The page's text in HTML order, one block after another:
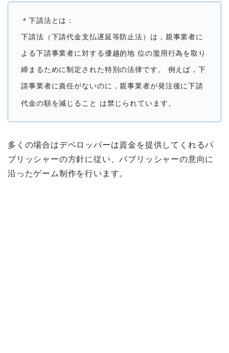
＊下請法とは：
下請法（下請代金支払遅延等防止法）は，親事業者に
よる下請事業者に対する優越的地 位の濫用行為を取り
締まるために制定された特別の法律です。 例えば，下
請事業者に責任がないのに，親事業者が発注後に下請
代金の額を減じること は禁じられています。
多くの場合はデベロッパーは資金を提供してくれるパ
ブリッシャーの方針に従い、パブリッシャーの意向に
沿ったゲーム制作を行います。